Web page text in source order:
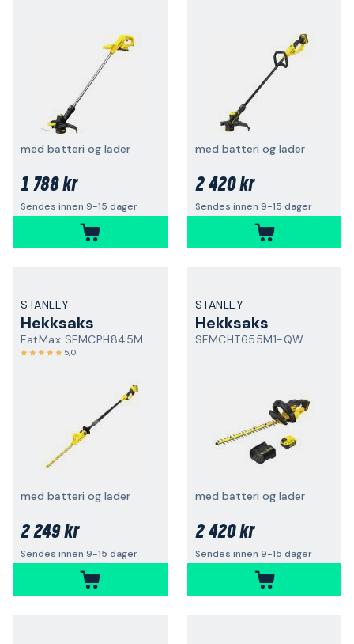
med batteri og lader
1 788 kr
Sendes innen 9-15 dager
med batteri og lader
2 420 kr
Sendes innen 9-15 dager
STANLEY
Hekksaks
FatMax SFMCPH845M1-QW
5,0
med batteri og lader
2 249 kr
Sendes innen 9-15 dager
STANLEY
Hekksaks
SFMCHT655M1-QW
med batteri og lader
2 420 kr
Sendes innen 9-15 dager